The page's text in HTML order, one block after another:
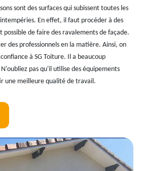
sont des surfaces qui subissent toutes les
En effet, il faut procéder à des
de faire des ravalements de façade.
des professionnels en la matière. Ainsi, on
à SG Toiture. Il a beaucoup
pas qu'il utilise des équipements
une meilleure qualité de travail.